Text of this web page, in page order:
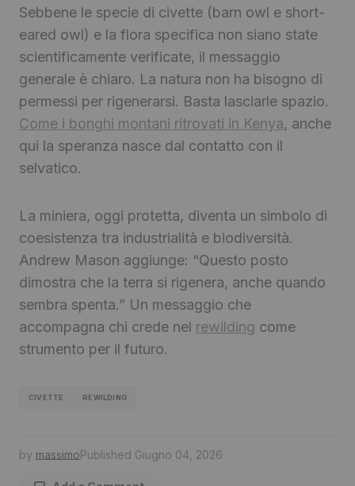
Sebbene le specie di civette (barn owl e short-
eared owl) e la flora specifica non siano state
scientificamente verificate, il messaggio
generale è chiaro. La natura non ha bisogno di
permessi per rigenerarsi. Basta lasciarle spazio.
Come i bonghi montani ritrovati in Kenya, anche
qui la speranza nasce dal contatto con il
selvatico.
La miniera, oggi protetta, diventa un simbolo di
coesistenza tra industrialità e biodiversità.
Andrew Mason aggiunge: “Questo posto
dimostra che la terra si rigenera, anche quando
sembra spenta.” Un messaggio che
accompagna chi crede nel rewilding come
strumento per il futuro.
CIVETTE REWILDING
by massimoPublished Giugno 04, 2026